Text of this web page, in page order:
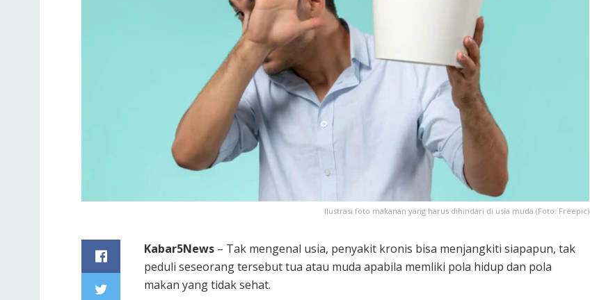
Ilustrasi foto makanan yang harus dihindari di usia muda (Foto: Freepic)
Kabar5News – Tak mengenal usia, penyakit kronis bisa menjangkiti siapapun, tak
peduli seseorang tersebut tua atau muda apabila memliki pola hidup dan pola
makan yang tidak sehat.